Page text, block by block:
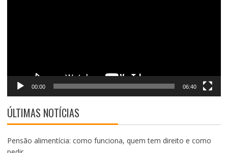
00:00 06:40
ÚLTIMAS NOTÍCIAS
Pensão alimentícia: como funciona, quem tem direito e como